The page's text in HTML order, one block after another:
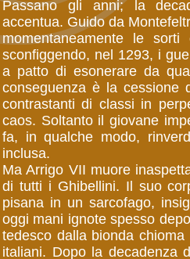
Passano gli anni; la
accentua. Guido da
momentaneamente le
sconfiggendo, nel 1293, i
a patto di esonerare da
conseguenza è la cessione
contrastanti di classi in
caos. Soltanto il giovane
fa, in qualche modo,
inclusa.
Ma Arrigo VII muore
di tutti i Ghibellini. Il suo
pisana in un sarcofago,
oggi mani ignote spesso
tedesco dalla bionda
italiani. Dopo la decadenza